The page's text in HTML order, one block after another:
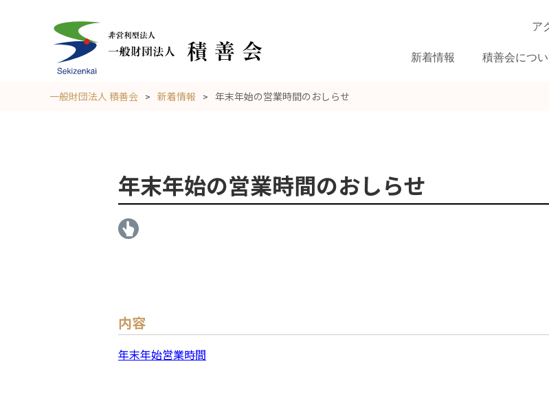
新着情報 積善会につ
ア
一般財団法人 積善会 新着情報 年末年始の営業時間のおしらせ
年末年始の営業時間のおしらせ
内容
年末年始営業時間